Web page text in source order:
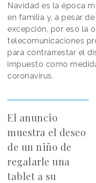
Navidad es la época
en familia y, a pesar
excepción, por eso la
telecomunicaciones
para contrarrestar el
impuesto como
coronavirus.
El anuncio
muestra el deseo
de un niño de
regalarle una
tablet a su